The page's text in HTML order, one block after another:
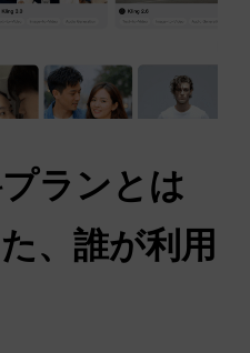
ランとは
、誰が利用